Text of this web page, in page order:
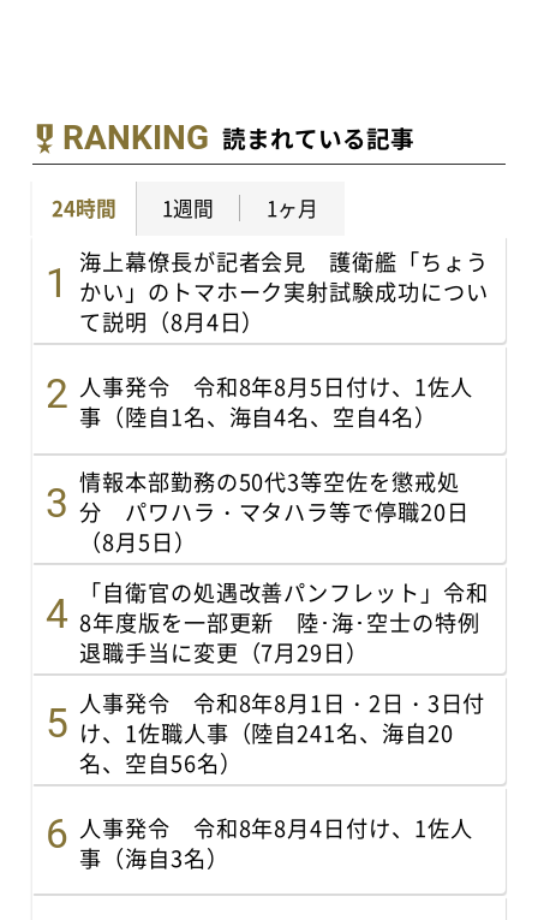
RANKING 読まれている記事
24時間 1週間 1ヶ月
海上幕僚長が記者会見 護衛艦「ちょう
かい」のトマホーク実射試験成功につい
て説明（8月4日）
人事発令 令和8年8月5日付け、1佐人
事（陸自1名、海自4名、空自4名）
情報本部勤務の50代3等空佐を懲戒処
分 パワハラ・マタハラ等で停職20日
（8月5日）
「自衛官の処遇改善パンフレット」令和
8年度版を一部更新 陸･海･空士の特例
退職手当に変更（7月29日）
人事発令 令和8年8月1日・2日・3日付
け、1佐職人事（陸自241名、海自20
名、空自56名）
人事発令 令和8年8月4日付け、1佐人
事（海自3名）